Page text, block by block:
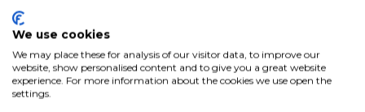
para montagem na parede.
Esta é uma imagem que consiste numa fotografia
impressa, montada em vidro temperado. Inclui hardware
para montagem na parede.
Esta imagem chamada Oronegro terá um aspecto elegante
We use cookies
We may place these for analysis of our visitor data, to improve our
website, show personalised content and to give you a great website
experience. For more information about the cookies we use open the
settings.